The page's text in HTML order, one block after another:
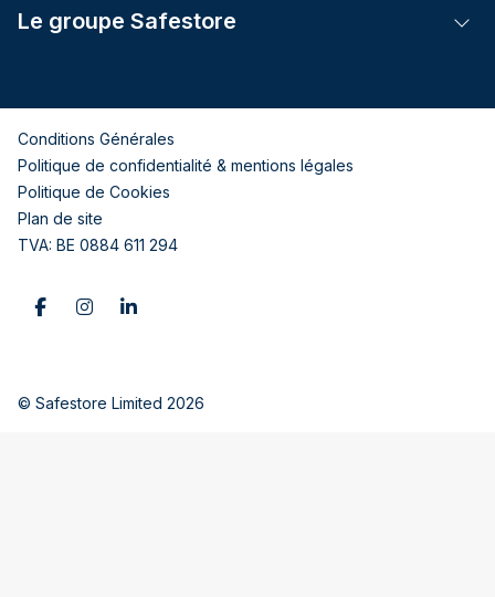
Le groupe Safestore
Conditions Générales
Politique de confidentialité & mentions légales
Politique de Cookies
Plan de site
TVA: BE 0884 611 294
© Safestore Limited 2026